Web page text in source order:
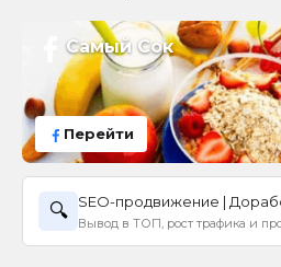
Самый Сок
Перейти
🔍 SEO-продвижение |
Вывод в ТОП, рост трафика и